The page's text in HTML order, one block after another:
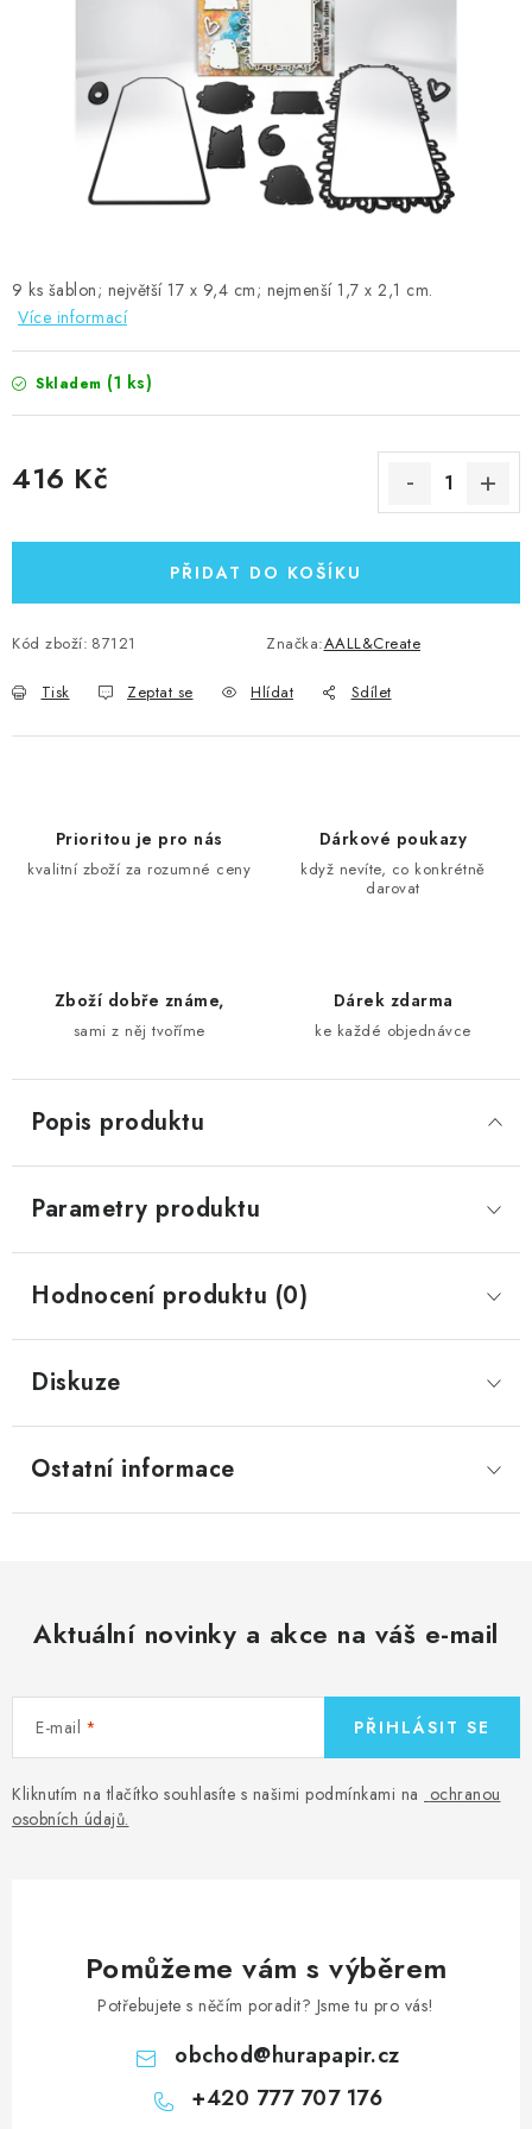
Kontakty Moje objednávka
Oblíbené ♥️
Hodnocení obchodu
Obchodní podmínky
Podmínky ochrany osobních údajů
Ověřování recenzí
9 ks šablon; největší 17 x 9,4 cm; nejmenší 1,7 x 2,1 cm.
Více informací
Skladem (1 ks)
416 Kč
PŘIDAT DO KOŠÍKU
Kód zboží: 87121 Značka:AALL&Create
Tisk Zeptat se Hlídat Sdílet
Prioritou je pro nás
kvalitní zboží za rozumné ceny
Dárkové poukazy
když nevíte, co konkrétně
darovat
Zboží dobře známe,
sami z něj tvoříme
Dárek zdarma
ke každé objednávce
Popis produktu
Parametry produktu
Hodnocení produktu (0)
Diskuze
Ostatní informace
Aktuální novinky a akce na váš e-mail
E-mail
Kliknutím na tlačítko souhlasíte s našimi podmínkami na ochranou
osobních údajů.
PŘIHLÁSIT SE
Pomůžeme vám s výběrem
Potřebujete s něčím poradit? Jsme tu pro vás!
obchod@hurapapir.cz
+420 777 707 176